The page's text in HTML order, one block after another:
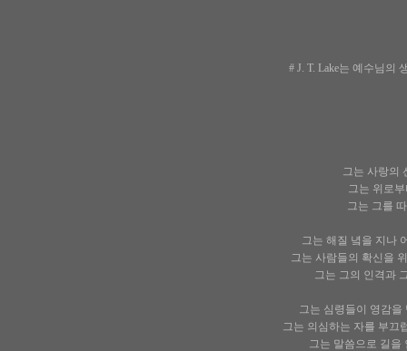
# J. T. Lake는 예수님
그는 사랑의
그는 위로
그는 그를
그는 해질 녘을 지나
그는 사람들의 확신을
그는 그의 인격과
그는 심령들이 영감을
그는 의심하는 자를 부끄
그는 말씀으로 길을